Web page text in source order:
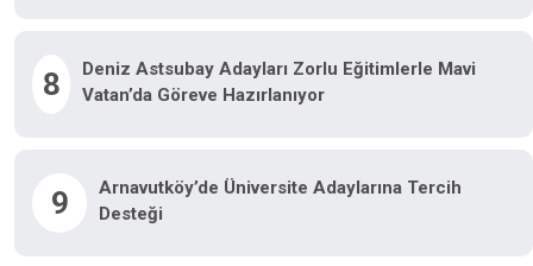
8
Deniz Astsubay Adayları Zorlu Eğitimlerle Mavi
Vatan’da Göreve Hazırlanıyor
9
Arnavutköy’de Üniversite Adaylarına Tercih
Desteği